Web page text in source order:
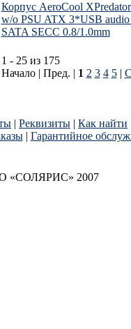
Корпус AeroCool
w/o PSU ATX 3*USB
SATA SECC 0.8/1.0mm
1 - 25 из 175
Начало | Пред. | 1 2 3 4 5|
| Реквизиты | Как найти
| Гарантийное
«СОЛЯРИС» 2007